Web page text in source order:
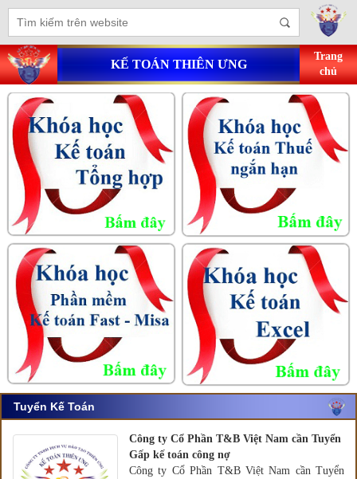
KẾ TOÁN THIÊN ƯNG
Trang
chủ
Tuyển Kế Toán
Công ty Cổ Phần T&B Việt Nam cần Tuyển
Gấp kế toán công nợ
Công ty Cổ Phần T&B Việt Nam cần Tuyển